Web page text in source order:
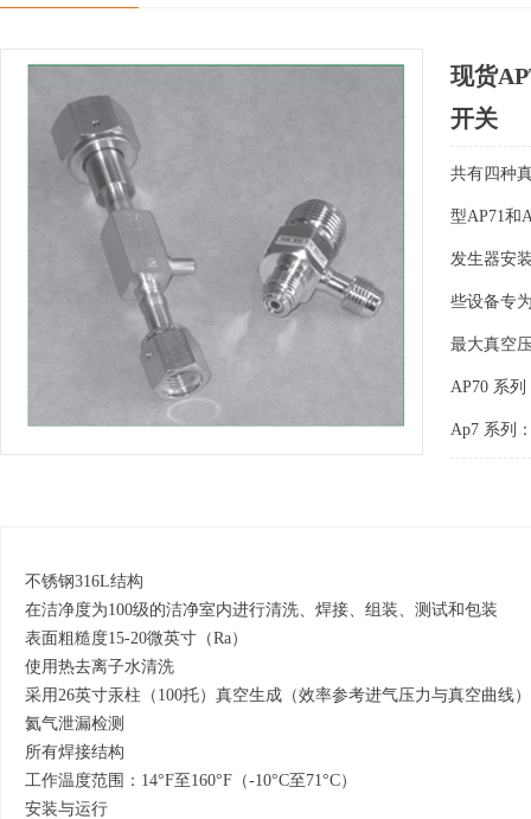
现货
开关
共有四种
型AP71和
发生器安
些设备专
最大真空
AP70 系
Ap7 系列
不锈钢316L结构
在洁净度为100级的洁净室内进行清洗、焊接、组装、测试和包装
表面粗糙度15-20微英寸（Ra）
使用热去离子水清洗
采用26英寸汞柱（100托）真空生成（效率参考进气压力与真空曲线
氦气泄漏检测
所有焊接结构
工作温度范围：14°F至160°F（-10°C至71°C）
安装与运行